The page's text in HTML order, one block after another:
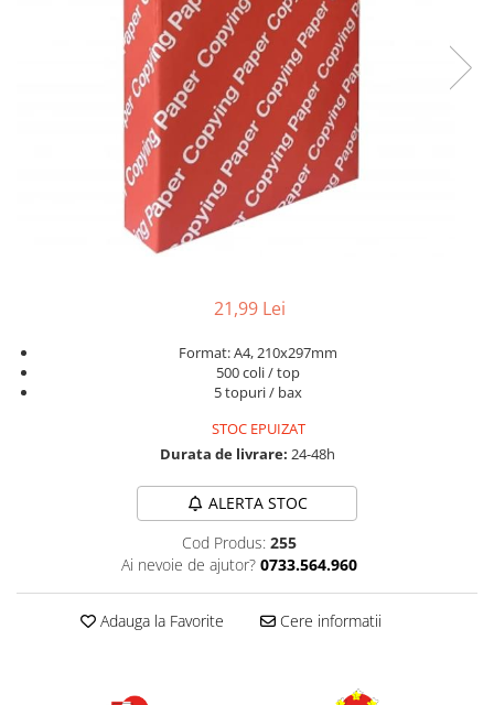
Intretinere masina de spalat
Insecticide si Capcane
Solutii desfundat tevi
21,99 Lei
Format: A4, 210x297mm
500 coli / top
5 topuri / bax
STOC EPUIZAT
Durata de livrare: 24-48h
ALERTA STOC
Cod Produs: 255
Ai nevoie de ajutor? 0733.564.960
Adauga la Favorite Cere informatii